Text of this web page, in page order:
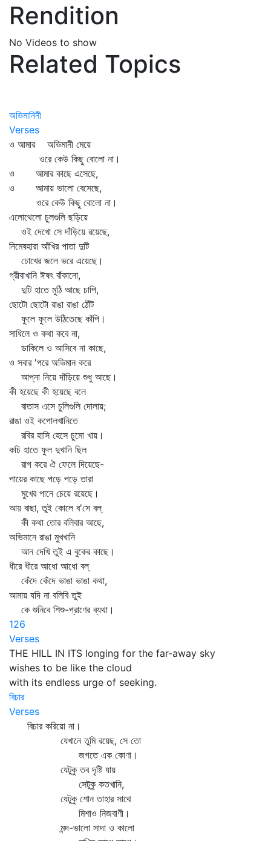
Rendition
No Videos to show
Related Topics
অভিমানিনী
Verses
ও আমার অভিমানী মেয়ে
ওরে কেউ কিছু বোলো না।
ও আমার কাছে এসেছে,
ও আমায় ভালো বেসেছে,
ওরে কেউ কিছু বোলো না।
এলোথেলো চুলগুলি ছড়িয়ে
ওই দেখো সে দাঁড়িয়ে রয়েছে,
নিমেষহারা আঁখির পাতা দুটি
চোখের জলে ভরে এয়েছে।
গ্রীবাখানি ঈষৎ বাঁকানো,
দুটি হাতে মুঠি আছে চাপি,
ছোটো ছোটো রাঙা রাঙা ঠোঁট
ফুলে ফুলে উঠিতেছে কাঁপি।
সাধিলে ও কথা কবে না,
ডাকিলে ও আসিবে না কাছে,
ও সবার 'পরে অভিমান করে
আপ্‌না নিয়ে দাঁড়িয়ে শুধু আছে।
কী হয়েছে কী হয়েছে বলে
বাতাস এসে চুলিগুলি দোলায়;
রাঙা ওই কপোলখানিতে
রবির হাসি হেসে চুমো খায়।
কচি হাতে ফুল দুখানি ছিল
রাগ করে ঐ ফেলে দিয়েছে-
পায়ের কাছে পড়ে পড়ে তারা
মুখের পানে চেয়ে রয়েছে।
আয় বাছা, তুই কোলে ব'সে বল্‌
কী কথা তোর বলিবার আছে,
অভিমানে রাঙা মুখখানি
আন দেখি তুই এ বুকের কাছে।
ধীরে ধীরে আধো আধো বল্‌
কেঁদে কেঁদে ভাঙা ভাঙা কথা,
আমায় যদি না বলিবি তুই
কে শুনিবে শিশু-প্রাণের ব্যথা।
126
Verses
THE HILL IN ITS longing for the far-away sky
wishes to be like the cloud
with its endless urge of seeking.
বিচার
Verses
বিচার করিয়ো না।
যেখানে তুমি রয়েছ, সে তো
জগতে এক কোণা।
যেটুকু তব দৃষ্টি যায়
সেটুকু কতখানি,
যেটুকু শোন তাহার সাথে
মিশাও নিজবাণী।
মন্দ-ভালো সাদা ও কালো